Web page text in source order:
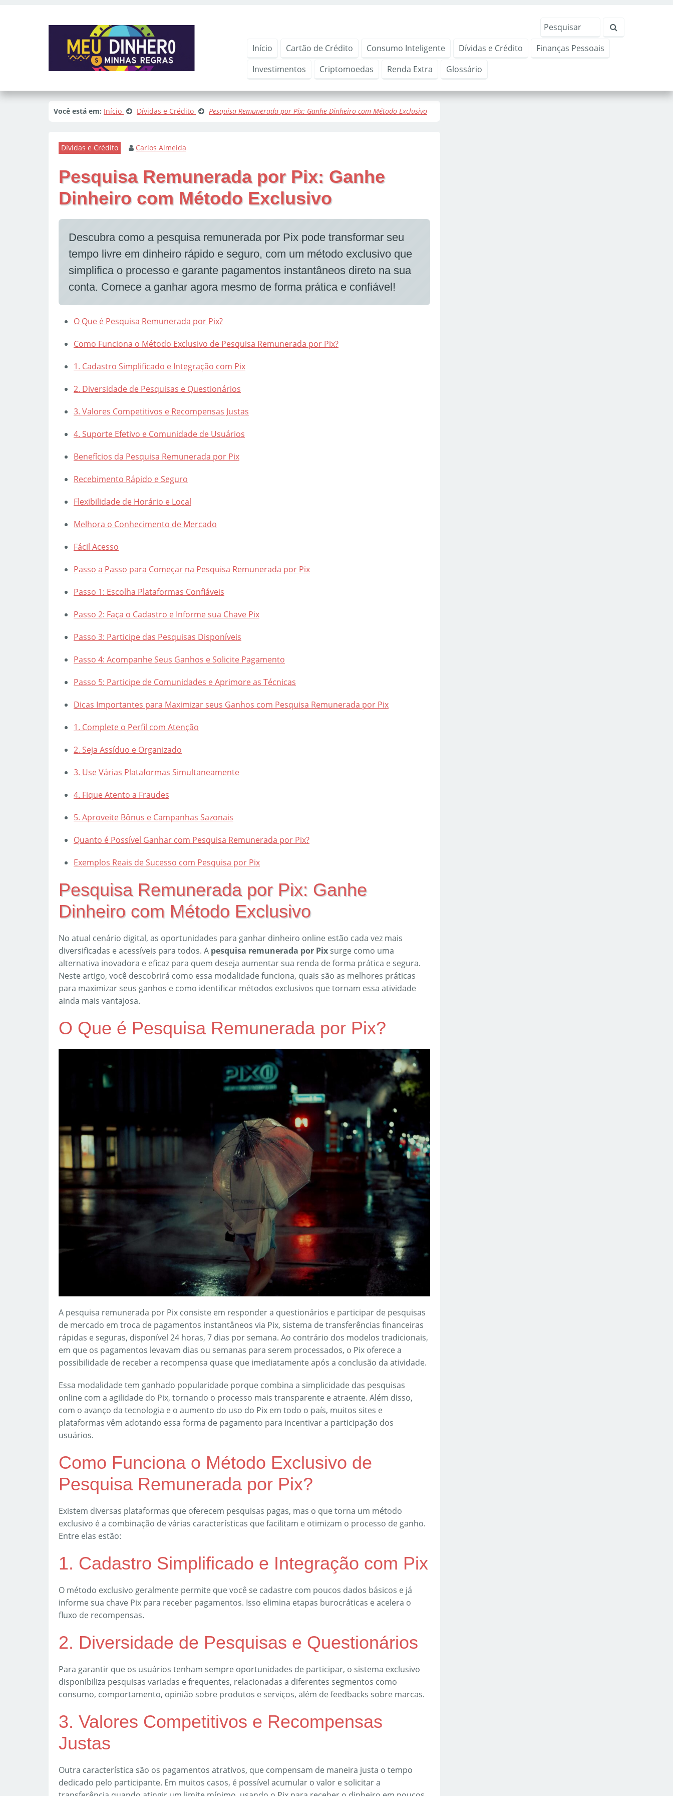
Início Cartão de Crédito Consumo Inteligente Dívidas e Crédito
Finanças Pessoais
Investimentos
Criptomoedas Renda Extra Glossário
Você está em: Início Dívidas e Crédito Pesquisa Remunerada por Pix: Ganhe Dinheiro com Método Exclusivo
Dívidas e Crédito Carlos Almeida
Pesquisa Remunerada por Pix: Ganhe
Dinheiro com Método Exclusivo
Descubra como a pesquisa remunerada por Pix pode transformar seu
tempo livre em dinheiro rápido e seguro, com um método exclusivo que
simplifica o processo e garante pagamentos instantâneos direto na sua
conta. Comece a ganhar agora mesmo de forma prática e confiável!
O Que é Pesquisa Remunerada por Pix?
Como Funciona o Método Exclusivo de Pesquisa Remunerada por Pix?
1. Cadastro Simplificado e Integração com Pix
2. Diversidade de Pesquisas e Questionários
3. Valores Competitivos e Recompensas Justas
4. Suporte Efetivo e Comunidade de Usuários
Benefícios da Pesquisa Remunerada por Pix
Recebimento Rápido e Seguro
Flexibilidade de Horário e Local
Melhora o Conhecimento de Mercado
Fácil Acesso
Passo a Passo para Começar na Pesquisa Remunerada por Pix
Passo 1: Escolha Plataformas Confiáveis
Passo 2: Faça o Cadastro e Informe sua Chave Pix
Passo 3: Participe das Pesquisas Disponíveis
Passo 4: Acompanhe Seus Ganhos e Solicite Pagamento
Passo 5: Participe de Comunidades e Aprimore as Técnicas
Dicas Importantes para Maximizar seus Ganhos com Pesquisa Remunerada por Pix
1. Complete o Perfil com Atenção
2. Seja Assíduo e Organizado
3. Use Várias Plataformas Simultaneamente
4. Fique Atento a Fraudes
5. Aproveite Bônus e Campanhas Sazonais
Quanto é Possível Ganhar com Pesquisa Remunerada por Pix?
Exemplos Reais de Sucesso com Pesquisa por Pix
Pesquisa Remunerada por Pix: Ganhe
Dinheiro com Método Exclusivo
No atual cenário digital, as oportunidades para ganhar dinheiro online estão cada vez mais
diversificadas e acessíveis para todos. A pesquisa remunerada por Pix surge como uma
alternativa inovadora e eficaz para quem deseja aumentar sua renda de forma prática e segura.
Neste artigo, você descobrirá como essa modalidade funciona, quais são as melhores práticas
para maximizar seus ganhos e como identificar métodos exclusivos que tornam essa atividade
ainda mais vantajosa.
O Que é Pesquisa Remunerada por Pix?
A pesquisa remunerada por Pix consiste em responder a questionários e participar de pesquisas
de mercado em troca de pagamentos instantâneos via Pix, sistema de transferências financeiras
rápidas e seguras, disponível 24 horas, 7 dias por semana. Ao contrário dos modelos tradicionais,
em que os pagamentos levavam dias ou semanas para serem processados, o Pix oferece a
possibilidade de receber a recompensa quase que imediatamente após a conclusão da atividade.
Essa modalidade tem ganhado popularidade porque combina a simplicidade das pesquisas
online com a agilidade do Pix, tornando o processo mais transparente e atraente. Além disso,
com o avanço da tecnologia e o aumento do uso do Pix em todo o país, muitos sites e
plataformas vêm adotando essa forma de pagamento para incentivar a participação dos
usuários.
Como Funciona o Método Exclusivo de
Pesquisa Remunerada por Pix?
Existem diversas plataformas que oferecem pesquisas pagas, mas o que torna um método
exclusivo é a combinação de várias características que facilitam e otimizam o processo de ganho.
Entre elas estão:
1. Cadastro Simplificado e Integração com Pix
O método exclusivo geralmente permite que você se cadastre com poucos dados básicos e já
informe sua chave Pix para receber pagamentos. Isso elimina etapas burocráticas e acelera o
fluxo de recompensas.
2. Diversidade de Pesquisas e Questionários
Para garantir que os usuários tenham sempre oportunidades de participar, o sistema exclusivo
disponibiliza pesquisas variadas e frequentes, relacionadas a diferentes segmentos como
consumo, comportamento, opinião sobre produtos e serviços, além de feedbacks sobre marcas.
3. Valores Competitivos e Recompensas
Justas
Outra característica são os pagamentos atrativos, que compensam de maneira justa o tempo
dedicado pelo participante. Em muitos casos, é possível acumular o valor e solicitar a